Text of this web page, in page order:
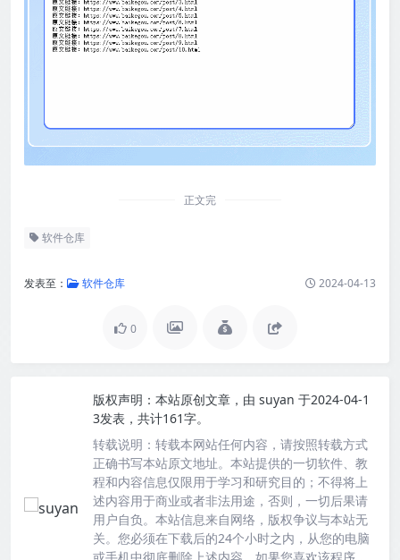
正文完
软件仓库
发表至： 软件仓库 2024-04-13
0
版权声明： 本站原创文章，由 suyan 于2024-04-1
3发表，共计161字。
转载说明： 转载本网站任何内容，请按照转载方式
正确书写本站原文地址。本站提供的一切软件、教
程和内容信息仅限用于学习和研究目的；不得将上
述内容用于商业或者非法用途，否则，一切后果请
用户自负。本站信息来自网络，版权争议与本站无
关。您必须在下载后的24个小时之内，从您的电脑
或手机中彻底删除上述内容。如果您喜欢该程序，